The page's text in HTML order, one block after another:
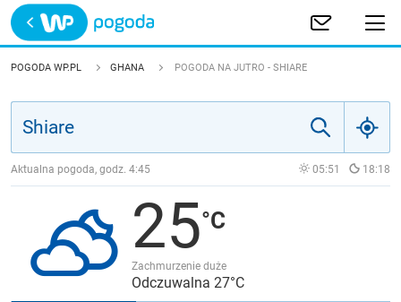
Trwa ładowanie
POLSKA
POGODA WP.PL GHANA POGODA NA JUTRO - SHIARE
Aktualna pogoda, godz. 4:45 05:51 18:18
25
Zachmurzenie duże
Odczuwalna 27°C